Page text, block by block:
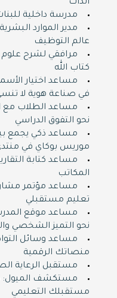
الذات
مدرسة داخلية
مدير الموارد
عالم التوظيف
مرافقي لشرح علوم
كتاب الله
مساعد اختيار
في صناعة هوية لا
مساعد الطلاب مع
نحو التفوق الدراسي
مساعد ذكي يجمع
موريس بوكاي في
مساعد كتابة
المكاتب
مساعد مؤتمر
تعليم مستقبلي
مساعد موقع
نحو التميز الشخصي
مساعد وسائل
منصاتك الرقمية
مستقبل الرعاية
مستكشف الميول:
مستقبلك التعليمي